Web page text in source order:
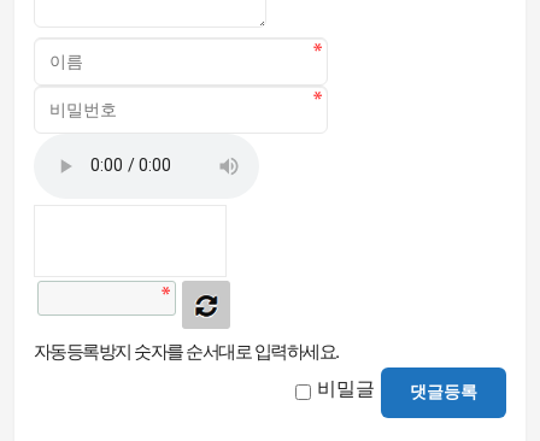
자동등록방지 숫자를 순서대로 입력하세요.
비밀글 댓글등록